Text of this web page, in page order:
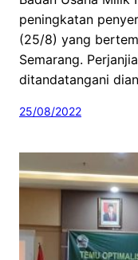
peningkatan
(25/8) yang
Semarang.
ditandatangani
25/08/2022